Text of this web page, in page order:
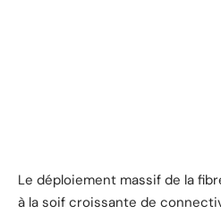
Le déploiement massif de la
à la soif croissante de